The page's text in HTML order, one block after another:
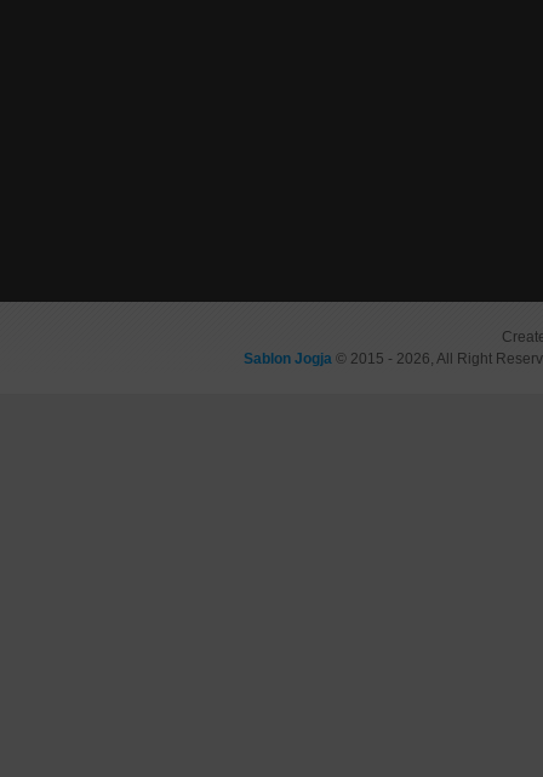
Sablon Jogja © 2015 - 2026, All Right